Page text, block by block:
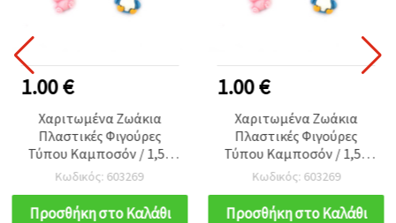
1.00 €
Χαριτωμένα Ζωάκια
Πλαστικές Φιγούρες
Τύπου Καμποσόν / 1,5–
1,8 cm / Μικτά Σχέδια - 10
τεμ.
Κωδικός: 603269
Προσθήκη στο Καλάθι
1.00 €
Χαριτωμένα Ζωάκια
Πλαστικές Φιγούρες
Τύπου Καμποσόν / 1,5–
1,8 cm / Μικτά Σχέδια - 10
τεμ.
Κωδικός: 603269
Προσθήκη στο Καλάθι